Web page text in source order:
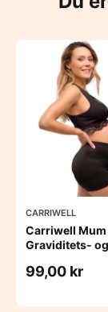
CARRIWELL
Carriwell Mum
Graviditets- og
99,00 kr